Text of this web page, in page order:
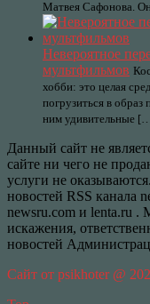
Матвея Сафонова.
Невероятное
мультфильмов
хобби: это целая
погрузиться в
ним удивительные
Данный сайт не
сайте ни чего не
услуги не
новостей RSS канала
newsru.com и lenta.ru .
искажения,
новостей
Сайт от psikhoter @